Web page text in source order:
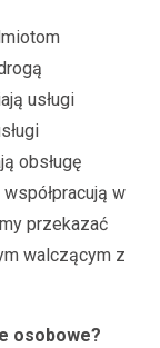
usługi
obsługę
w
przekazać
walczącym z
osobowe?